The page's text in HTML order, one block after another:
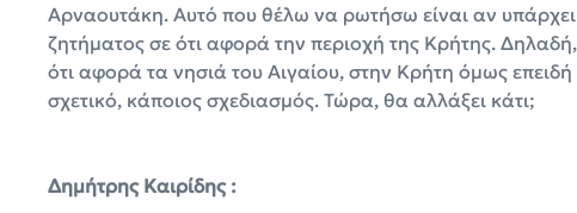
Αρναουτάκη. Αυτό που θέλω να ρωτήσω είναι αν
ζητήματος σε ότι αφορά την περιοχή της Κρήτης.
ότι αφορά τα νησιά του Αιγαίου, στην Κρήτη όμως
σχετικό, κάποιος σχεδιασμός. Τώρα, θα αλλάξει κάτι;
Δημήτρης Καιρίδης :